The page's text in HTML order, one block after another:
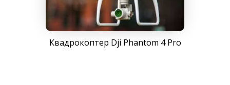
Квадрокоптер Dji Phantom 4 Pro